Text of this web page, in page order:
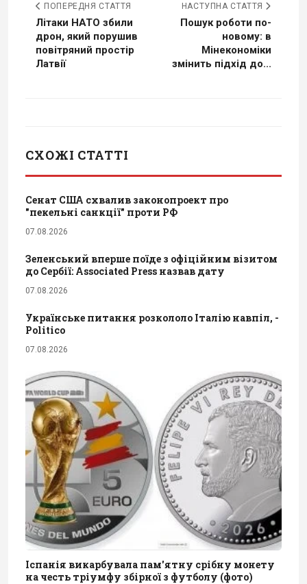
ПОПЕРЕДНЯ СТАТТЯ
Літаки НАТО збили
дрон, який порушив
повітряний простір
Латвії
НАСТУПНА СТАТТЯ
Пошук роботи по-
новому: в
Мінекономіки
змінить підхід до...
СХОЖІ СТАТТІ
Сенат США схвалив законопроект про
"пекельні санкції" проти РФ
07.08.2026
Зеленський вперше поїде з офіційним візитом
до Сербії: Associated Press назвав дату
07.08.2026
Українське питання розкололо Італію навпіл, -
Politico
07.08.2026
Іспанія викарбувала пам'ятну срібну монету
на честь тріумфу збірної з футболу (фото)